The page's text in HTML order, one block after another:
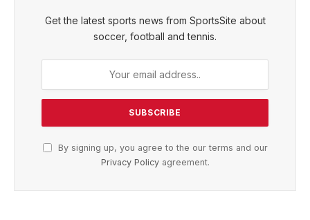
Get the latest sports news from SportsSite about
soccer, football and tennis.
By signing up, you agree to the our terms and our
Privacy Policyagreement.